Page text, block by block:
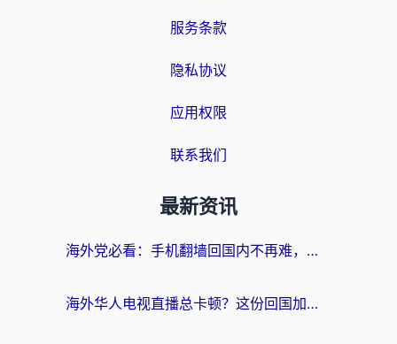
服务条款
隐私协议
应用权限
联系我们
最新资讯
海外党必看：手机翻墙回国内不再难，一篇搞定无缝访问国内资源指南
海外华人电视直播总卡顿？这份回国加速器选择指南帮你无缝看国内资源